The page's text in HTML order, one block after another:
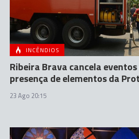
INCÊNDIOS
Ribeira Brava cancela
presença de elementos da
23 Ago 20:15